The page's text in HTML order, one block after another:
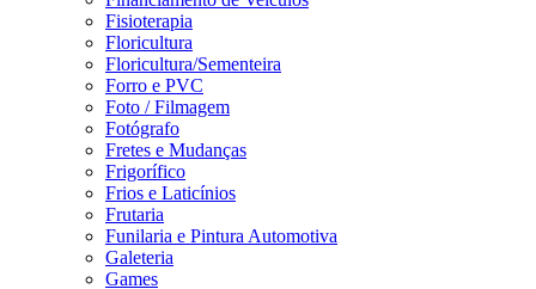
Fisioterapia
Floricultura
Floricultura/Sementeira
Forro e PVC
Foto / Filmagem
Fotógrafo
Fretes e Mudanças
Frigorífico
Frios e Laticínios
Frutaria
Funilaria e Pintura Automotiva
Galeteria
Games